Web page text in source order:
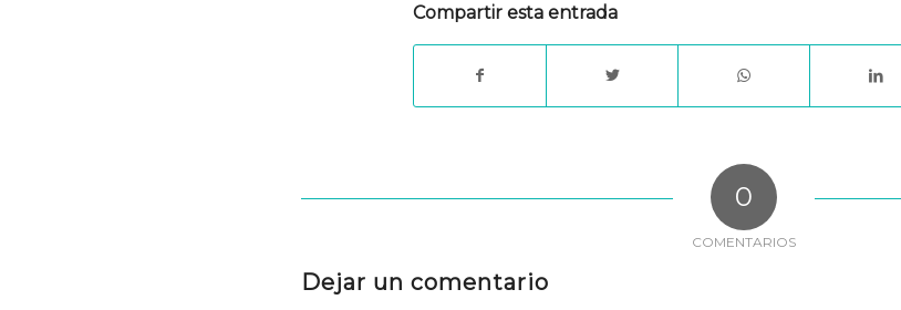
Compartir esta entrada
0
COMENTARIOS
Dejar un comentario